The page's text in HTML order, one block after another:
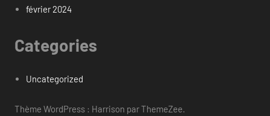
février 2024
Categories
Uncategorized
Thème WordPress : Harrison par ThemeZee.